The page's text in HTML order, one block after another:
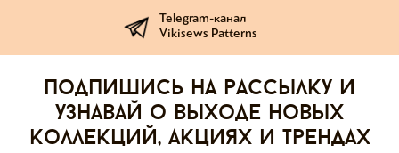
Telegram-канал
Vikisews Patterns
Подпишись на рассылку и
узнавай о выходе новых
коллекций, акциях и трендах